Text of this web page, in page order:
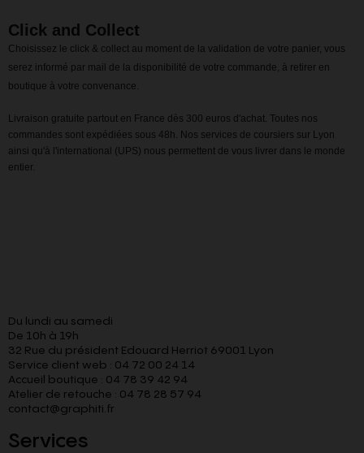
Click and Collect
Choisissez le click & collect au moment de la validation de votre panier, vous
serez informé par mail de la disponibilité de votre commande, à retirer en
boutique à votre convenance.
Livraison gratuite partout en France dès 300 euros d'achat. Toutes nos
commandes sont expédiées sous 48h. Nos services de coursiers sur Lyon
ainsi qu'à l'international (UPS) nous permettent de vous livrer dans le monde
entier.
Du lundi au samedi
De 10h à 19h
32 Rue du président Edouard Herriot 69001 Lyon
Service client web : 04 72 00 24 14
Accueil boutique : 04 78 39 42 94
Atelier de retouche : 04 78 28 57 94
contact@graphiti.fr
Services